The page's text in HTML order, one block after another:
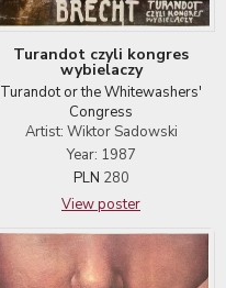
Turandot czyli kongres
wybielaczy
Turandot or the Whitewashers'
Congress
Artist: Wiktor Sadowski
Year: 1987
PLN 280
View poster